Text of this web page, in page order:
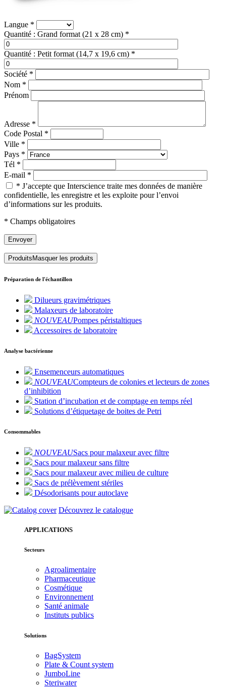
Langue *
Quantité : Grand format (21 x 28 cm) *
Quantité : Petit format (14,7 x 19,6 cm) *
Société *
Nom *
Prénom
Adresse *
Code Postal *
Ville *
Pays *
Tél *
E-mail *
* J’accepte que Interscience traite mes données de manière
confidentielle, les enregistre et les exploite pour l’envoi
d’informations sur les produits.
* Champs obligatoires
Envoyer
Produits Masquer les produits
Préparation de l'échantillon
Dilueurs gravimétriques
Malaxeurs de laboratoire
NOUVEAUPompes péristaltiques
Accessoires de laboratoire
Analyse bactérienne
Ensemenceurs automatiques
NOUVEAUCompteurs de colonies et lecteurs de zones
d’inhibition
Station d’incubation et de comptage en temps réel
Solutions d’étiquetage de boites de Petri
Consommables
NOUVEAUSacs pour malaxeur avec filtre
Sacs pour malaxeur sans filtre
Sacs pour malaxeur avec milieu de culture
Sacs de prélèvement stériles
Désodorisants pour autoclave
Découvrez le catalogue
APPLICATIONS
Secteurs
Agroalimentaire
Pharmaceutique
Cosmétique
Environnement
Santé animale
Instituts publics
Solutions
BagSystem
Plate & Count system
JumboLine
Steriwater